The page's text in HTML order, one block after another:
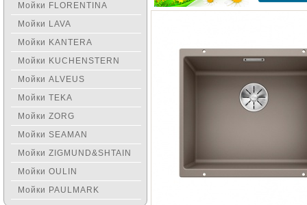
Мойки FLORENTINA
Мойки LAVA
Мойки KANTERA
Мойки KUCHENSTERN
Мойки ALVEUS
Мойки TEKA
Мойки ZORG
Мойки SEAMAN
Мойки ZIGMUND&SHTAIN
Мойки OULIN
Мойки PAULMARK